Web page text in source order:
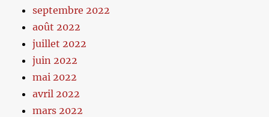
septembre 2022
août 2022
juillet 2022
juin 2022
mai 2022
avril 2022
mars 2022